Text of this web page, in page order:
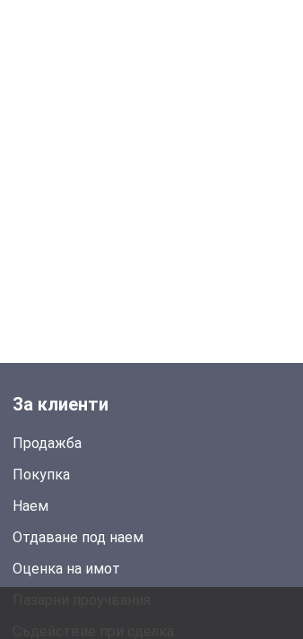
За клиенти
Продажба
Покупка
Наем
Отдаване под наем
Оценка на имот